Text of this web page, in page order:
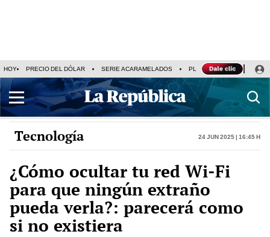
HOY PRECIO DEL DÓLAR SERIE ACARAMELADOS PLAZA VEA
Tecnología 24 Jun 2025 | 16:45 h
¿Cómo ocultar tu red Wi-Fi
para que ningún extraño
pueda verla?: parecerá como
si no existiera